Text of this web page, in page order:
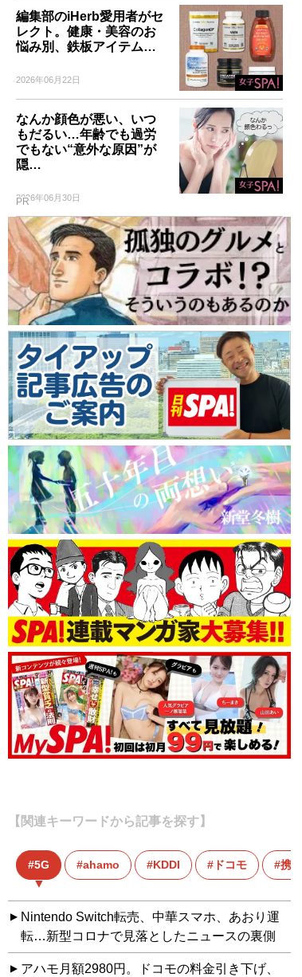
編集部のiHerb愛用者がセ
レクト。健康・美容のお
悩み別、鉄板アイテム…
2026年06月22日
なんか顔色が悪い、いつ
もだるい…年齢でも過労
でもない“意外な原因”が
隠…
2026年06月30日
PR
【関連キーワードから記事を探す】
5G ahamo KDDI ドコモ 携帯
Nintendo Switch転売、中華スマホ、あおり運
転…新型コロナで見落としたニュースの裏側
アハモ月額2980円。ドコモの料金引き下げ、